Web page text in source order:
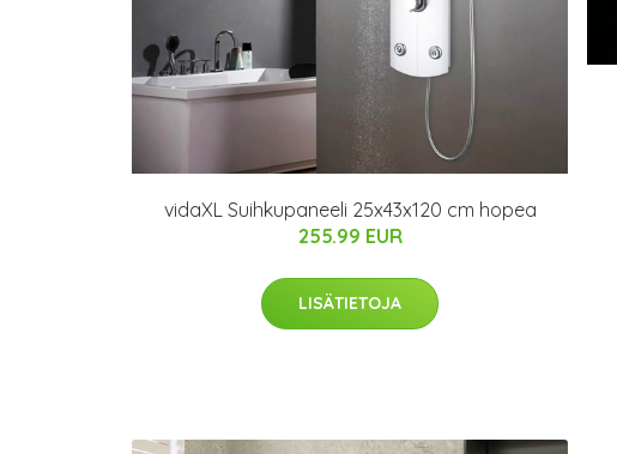
vidaXL Suihkupaneeli 25x43x120 cm hopea
255.99 EUR
LISÄTIETOJA